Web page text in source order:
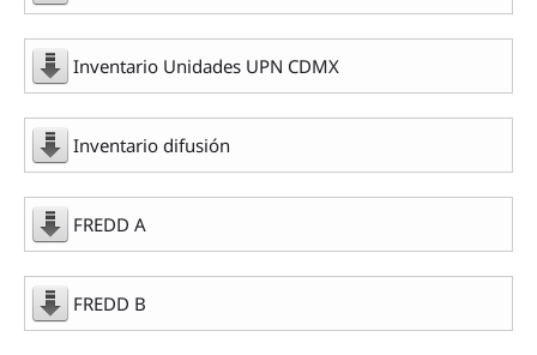
Inventario Unidades UPN CDMX
Inventario difusión
FREDD A
FREDD B